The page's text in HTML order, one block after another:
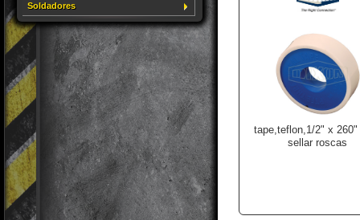
Soldadores
tape,teflon,1/2" x 260"
sellar roscas